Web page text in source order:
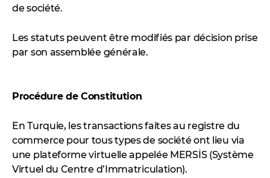
de société.
Les statuts peuvent être modifiés par décision prise
par son assemblée générale.
Procédure de Constitution
En Turquie, les transactions faites au registre du
commerce pour tous types de société ont lieu via
une plateforme virtuelle appelée MERSİS (Système
Virtuel du Centre d’Immatriculation).